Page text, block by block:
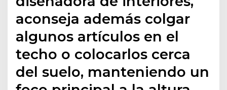
aconseja además colgar
algunos artículos en el
techo o colocarlos cerca
del suelo, manteniendo un